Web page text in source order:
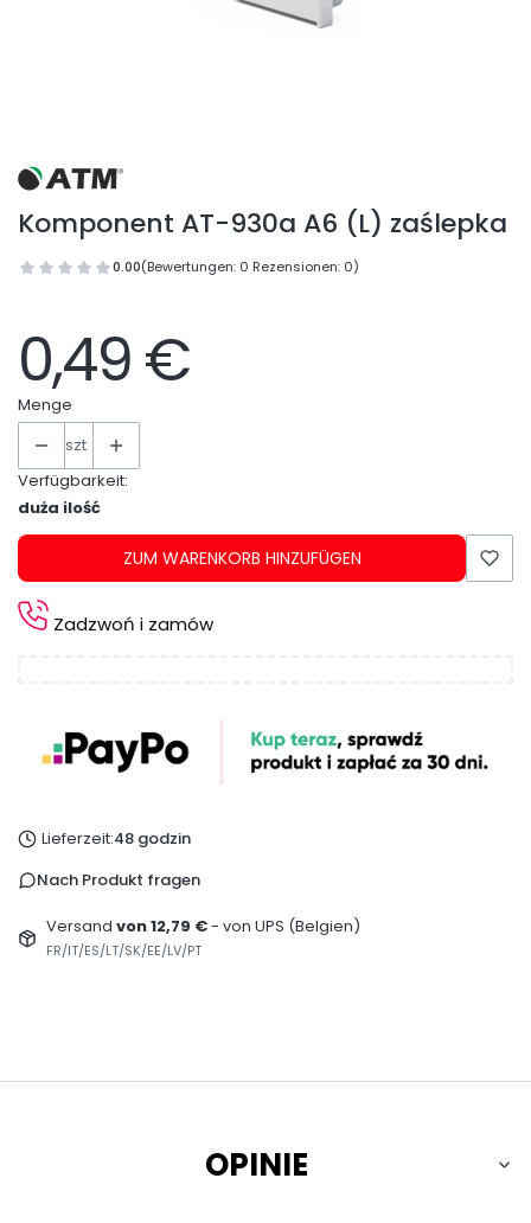
Komponent AT-930a A6 (L) zaślepka
0.00(Bewertungen: 0 Rezensionen: 0)
0,49 €
Menge
szt
Verfügbarkeit:
duża ilość
ZUM WARENKORB HINZUFÜGEN
Zadzwoń i zamów
Lieferzeit:48 godzin
Nach Produkt fragen
Versand von 12,79 €- von UPS (Belgien)
FR/IT/ES/LT/SK/EE/LV/PT
OPINIE